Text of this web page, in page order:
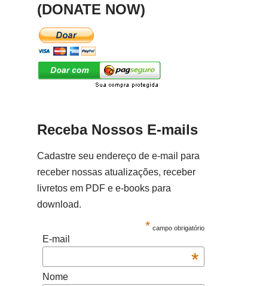
(DONATE NOW)
Receba Nossos E-mails
Cadastre seu endereço de e-mail para
receber nossas atualizações, receber
livretos em PDF e e-books para
download.
* campo obrigatório
E-mail
*
Nome